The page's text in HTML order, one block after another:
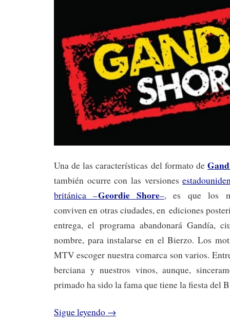
Una de las características del formato de
también ocurre con las versiones
británica –Geordie Shore–, es que los
conviven en otras ciudades, en ediciones
entrega, el programa abandonará Gandía,
nombre, para instalarse en el Bierzo. Los
MTV escoger nuestra comarca son varios.
berciana y nuestros vinos, aunque,
primado ha sido la fama que tiene la fiesta del
Sigue leyendo →